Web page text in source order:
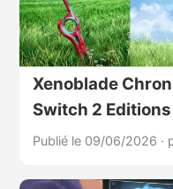
Xenoblade
Switch 2
Publié le 09/06/2026 ·